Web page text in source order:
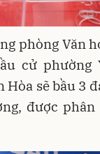
phòng Văn
cử phường
sẽ bầu 3
được